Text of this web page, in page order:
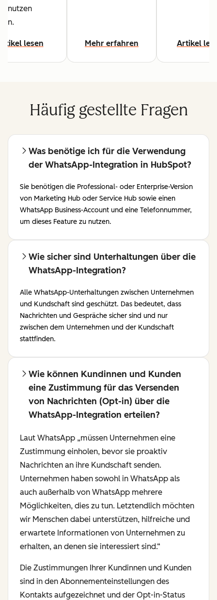
nutzen
lesen Mehr erfahren Artikel
Häufig gestellte Fragen
Was benötige ich für die Verwendung
der WhatsApp-Integration in HubSpot?
Sie benötigen die Professional- oder Enterprise-Version
von Marketing Hub oder Service Hub sowie einen
WhatsApp Business-Account und eine Telefonnummer,
um dieses Feature zu nutzen.
Wie sicher sind Unterhaltungen über die
WhatsApp-Integration?
Alle WhatsApp-Unterhaltungen zwischen Unternehmen
und Kundschaft sind geschützt. Das bedeutet, dass
Nachrichten und Gespräche sicher sind und nur
zwischen dem Unternehmen und der Kundschaft
stattfinden.
Wie können Kundinnen und Kunden
eine Zustimmung für das Versenden
von Nachrichten (Opt-in) über die
WhatsApp-Integration erteilen?
Laut WhatsApp „müssen Unternehmen eine
Zustimmung einholen, bevor sie proaktiv
Nachrichten an ihre Kundschaft senden.
Unternehmen haben sowohl in WhatsApp als
auch außerhalb von WhatsApp mehrere
Möglichkeiten, dies zu tun. Letztendlich möchten
wir Menschen dabei unterstützen, hilfreiche und
erwartete Informationen von Unternehmen zu
erhalten, an denen sie interessiert sind.“
Die Zustimmungen Ihrer Kundinnen und Kunden
sind in den Abonnementeinstellungen des
Kontakts aufgezeichnet und der Opt-in-Status